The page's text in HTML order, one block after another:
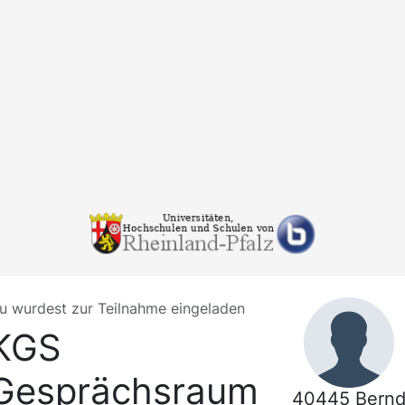
wurdest zur Teilnahme eingeladen
40445 Bernd